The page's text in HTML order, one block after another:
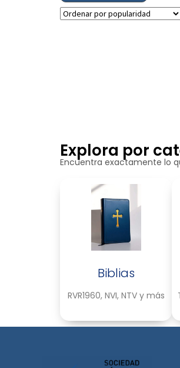
Explora por
Encuentra exactamente lo
Biblias
RVR1960, NVI, NTV y más